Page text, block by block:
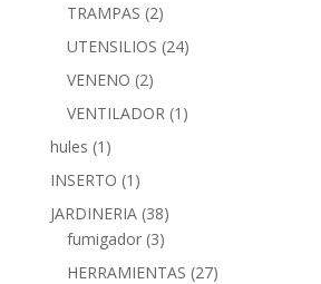
TRAMPAS (2)
UTENSILIOS (24)
VENENO (2)
VENTILADOR (1)
hules (1)
INSERTO (1)
JARDINERIA (38)
fumigador (3)
HERRAMIENTAS (27)